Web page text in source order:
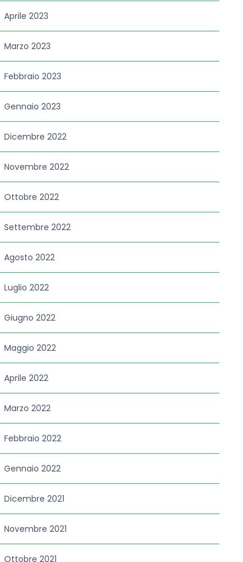
Aprile 2023
Marzo 2023
Febbraio 2023
Gennaio 2023
Dicembre 2022
Novembre 2022
Ottobre 2022
Settembre 2022
Agosto 2022
Luglio 2022
Giugno 2022
Maggio 2022
Aprile 2022
Marzo 2022
Febbraio 2022
Gennaio 2022
Dicembre 2021
Novembre 2021
Ottobre 2021